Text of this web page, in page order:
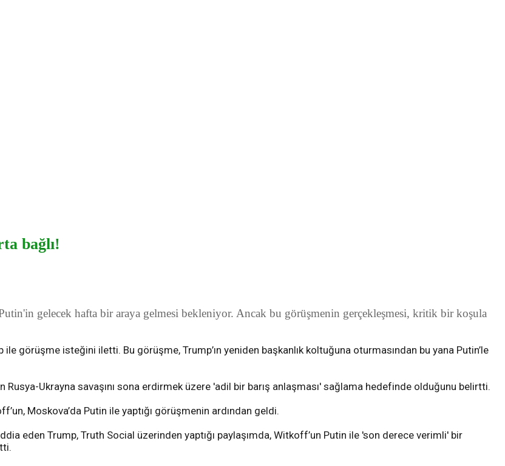
bağlı!
gelecek hafta bir araya gelmesi bekleniyor. Ancak bu görüşmenin gerçekleşmesi, kritik bir koşula
görüşme isteğini iletti. Bu görüşme, Trump’ın yeniden başkanlık koltuğuna oturmasından bu yana Putin’le
Rusya-Ukrayna savaşını sona erdirmek üzere 'adil bir barış anlaşması' sağlama hedefinde olduğunu belirtti.
Moskova’da Putin ile yaptığı görüşmenin ardından geldi.
eden Trump, Truth Social üzerinden yaptığı paylaşımda, Witkoff’un Putin ile 'son derece verimli' bir